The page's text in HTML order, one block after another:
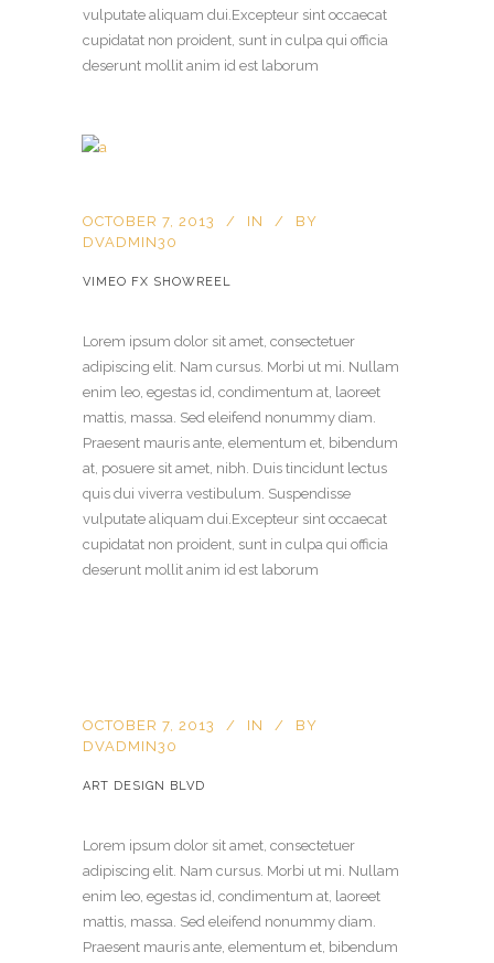
vulputate aliquam dui.Excepteur sint occaecat
cupidatat non proident, sunt in culpa qui officia
deserunt mollit anim id est laborum
OCTOBER 7, 2013 IN
BY
DVADMIN30
VIMEO FX SHOWREEL
Lorem ipsum dolor sit amet, consectetuer
adipiscing elit. Nam cursus. Morbi ut mi. Nullam
enim leo, egestas id, condimentum at, laoreet
mattis, massa. Sed eleifend nonummy diam.
Praesent mauris ante, elementum et, bibendum
at, posuere sit amet, nibh. Duis tincidunt lectus
quis dui viverra vestibulum. Suspendisse
vulputate aliquam dui.Excepteur sint occaecat
cupidatat non proident, sunt in culpa qui officia
deserunt mollit anim id est laborum
OCTOBER 7, 2013 IN
BY
DVADMIN30
ART DESIGN BLVD
Lorem ipsum dolor sit amet, consectetuer
adipiscing elit. Nam cursus. Morbi ut mi. Nullam
enim leo, egestas id, condimentum at, laoreet
mattis, massa. Sed eleifend nonummy diam.
Praesent mauris ante, elementum et, bibendum